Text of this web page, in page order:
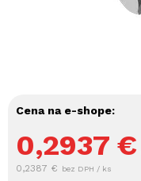
Cena na e-shope:
0,2937 €
0,2387 € bez DPH / ks